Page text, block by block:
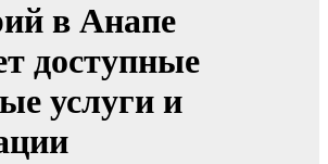
в Анапе
доступные
услуги и